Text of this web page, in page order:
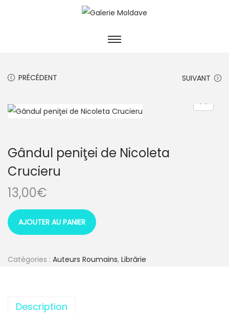
PRÉCÉDENT SUIVANT
Gândul peniţei de Nicoleta
Crucieru
13,00€
AJOUTER AU PANIER
Catégories : Auteurs Roumains, Librărie
Description